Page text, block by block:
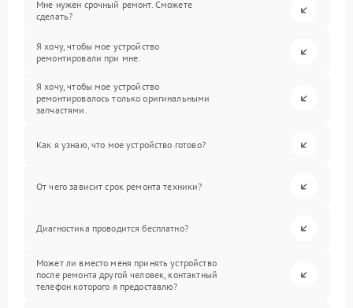
Мне нужен срочный ремонт. Сможете
сделать?
Я хочу, чтобы мое устройство
ремонтировали при мне.
Я хочу, чтобы мое устройство
ремонтировалось только оригинальными
запчастями.
Как я узнаю, что мое устройство готово?
От чего зависит срок ремонта техники?
Диагностика проводится бесплатно?
Может ли вместо меня принять устройство
после ремонта другой человек, контактный
телефон которого я предоставлю?